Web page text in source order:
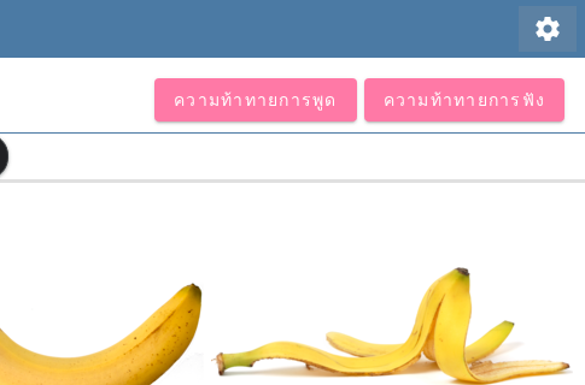
settings
ความท้าทายการพูด ความท้าทายการฟัง